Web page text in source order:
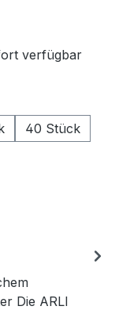
verfügbar
40 Stück
Die ARLI